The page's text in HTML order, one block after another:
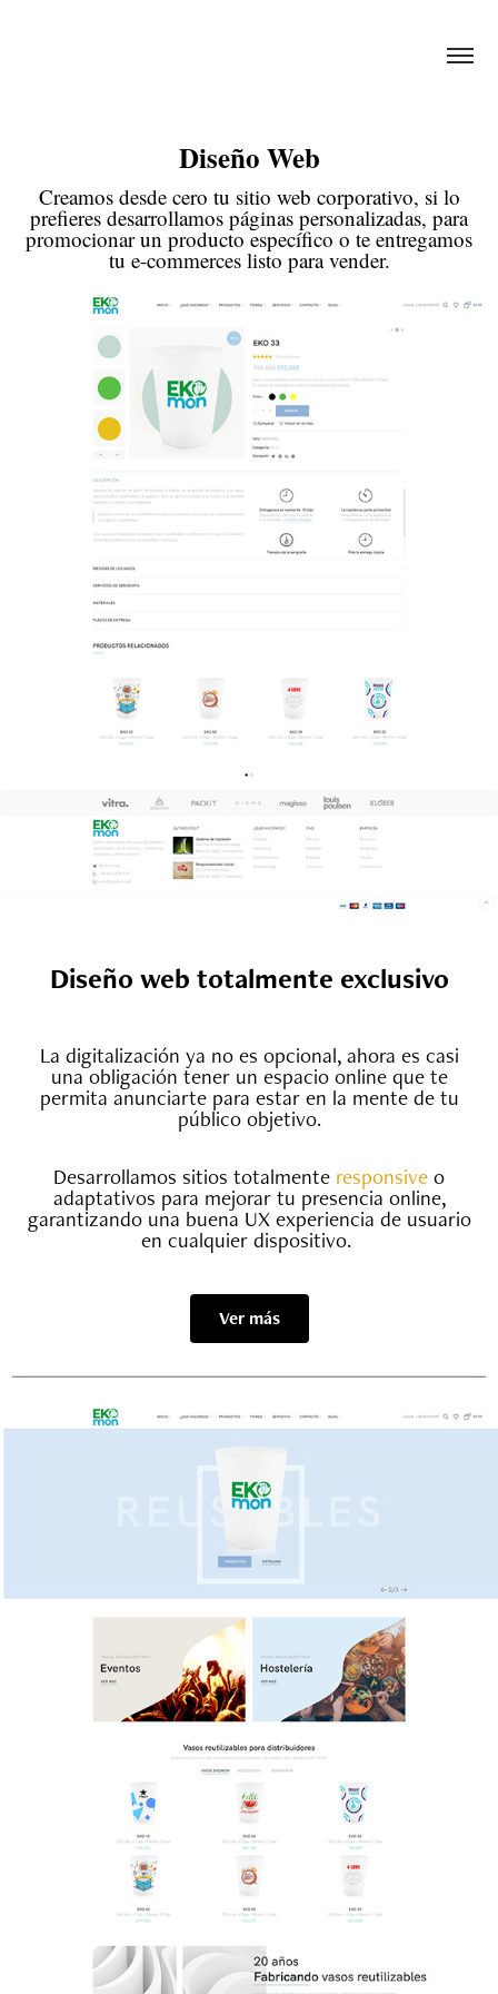
Diseño Web
Creamos desde cero tu sitio web corporativo, si lo
prefieres desarrollamos páginas personalizadas, para
promocionar un producto específico o te entregamos
tu e-commerces listo para vender.
Diseño web totalmente exclusivo
La digitalización ya no es opcional, ahora es casi
una obligación tener un espacio online que te
permita anunciarte para estar en la mente de tu
público objetivo.
Desarrollamos sitios totalmente responsive o
adaptativos para mejorar tu presencia online,
garantizando una buena UX experiencia de usuario
en cualquier dispositivo.
Ver más